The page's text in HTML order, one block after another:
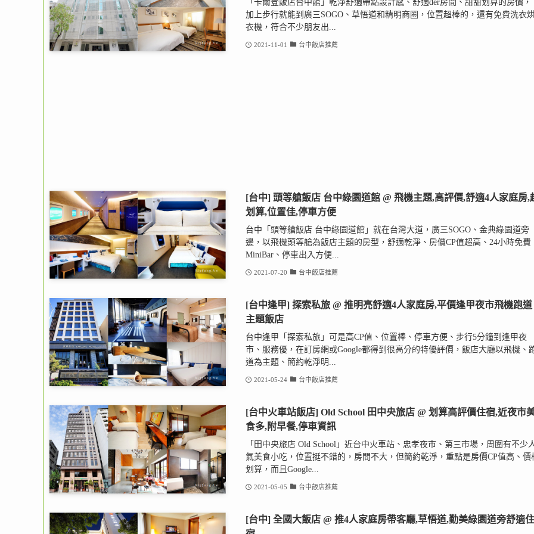
「卡爾登飯店台中館」乾淨舒適帶點設計感、舒適der房間、甜甜划算的房價，
加上步行就能到廣三SOGO、草悟道和精明商圈，位置超棒的，還有免費洗衣
衣機，符合不少朋友出...
2021-11-01 台中飯店推薦
[台中] 頭等艙飯店 台中綠園道館 @ 飛機主題,高評價,舒適4人家庭房,
划算,位置佳,停車方便
台中「頭等艙飯店 台中綠園道館」就在台灣大道，廣三SOGO、金典綠園道旁
邊，以飛機頭等艙為飯店主題的房型，舒適乾淨、房價CP值超高、24小時免費
MiniBar、停車出入方便...
2021-07-20 台中飯店推薦
[台中逢甲] 探索私旅 @ 推明亮舒適4人家庭房,平價逢甲夜市飛機跑道
主題飯店
台中逢甲「探索私旅」可是高CP值、位置棒、停車方便、步行5分鐘到逢甲夜
市、服務優，在訂房網或Google都得到很高分的特優評價，飯店大廳以飛機、
道為主題、簡約乾淨明...
2021-05-24 台中飯店推薦
[台中火車站飯店] Old School 田中央旅店 @ 划算高評價住宿,近夜市
食多,附早餐,停車資訊
「田中央旅店 Old School」近台中火車站、忠孝夜市、第三市場，周圍有不少
氣美食小吃，位置挺不錯的，房間不大，但簡約乾淨，重點是房價CP值高、價
划算，而且Google...
2021-05-05 台中飯店推薦
[台中] 全國大飯店 @ 推4人家庭房帶客廳,草悟道,勤美綠園道旁舒適住